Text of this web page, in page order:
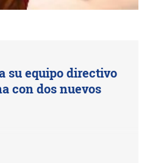
su equipo directivo
con dos nuevos